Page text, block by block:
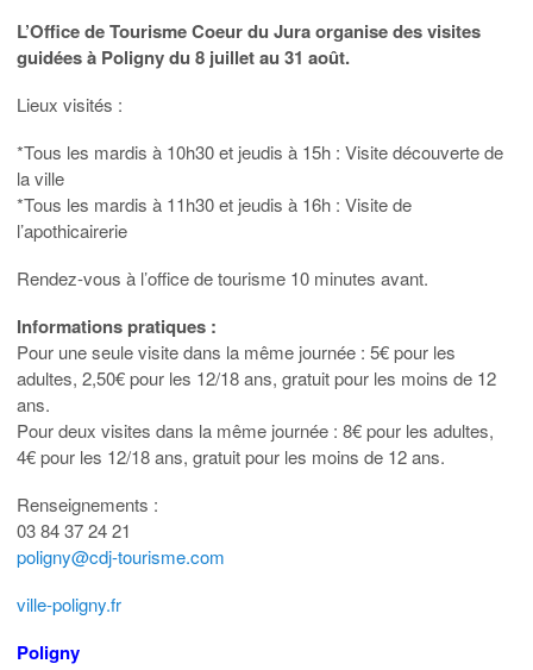
L’Office de Tourisme Coeur du Jura organise des visites
guidées à Poligny du 8 juillet au 31 août.
Lieux visités :
*Tous les mardis à 10h30 et jeudis à 15h : Visite découverte de
la ville
*Tous les mardis à 11h30 et jeudis à 16h : Visite de
l’apothicairerie
Rendez-vous à l’office de tourisme 10 minutes avant.
Informations pratiques :
Pour une seule visite dans la même journée : 5€ pour les
adultes, 2,50€ pour les 12/18 ans, gratuit pour les moins de 12
ans.
Pour deux visites dans la même journée : 8€ pour les adultes,
4€ pour les 12/18 ans, gratuit pour les moins de 12 ans.
Renseignements :
03 84 37 24 21
poligny@cdj-tourisme.com
ville-poligny.fr
Poligny